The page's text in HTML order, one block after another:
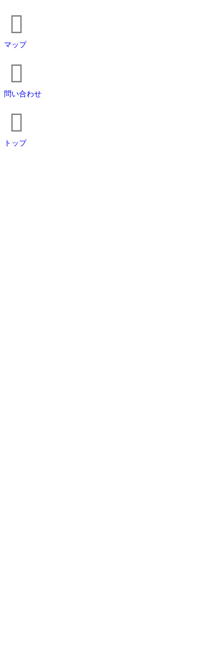
マップ
問い合わせ
トップ